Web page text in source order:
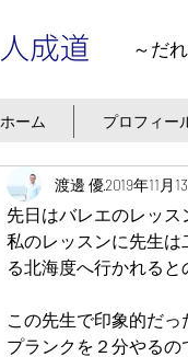
～だ
ホーム プロフィー
渡邊 優2019年11月
先日はバレエのレッス
私のレッスンに先生
る北海度へ行かれる
この先生で印象的だ
プランクを２分やる